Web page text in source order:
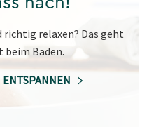
relaxen? Das geht
beim Baden.